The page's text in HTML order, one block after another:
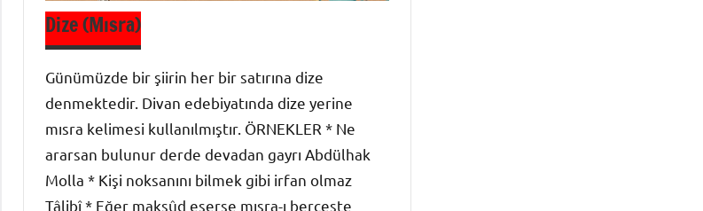
Dize (Mısra)
Günümüzde bir şiirin her bir satırına dize
denmektedir. Divan edebiyatında dize yerine
mısra kelimesi kullanılmıştır. ÖRNEKLER * Ne
ararsan bulunur derde devadan gayrı Abdülhak
Molla * Kişi noksanını bilmek gibi irfan olmaz
Tâlibî * Eğer maksûd eserse mısra-ı berceste